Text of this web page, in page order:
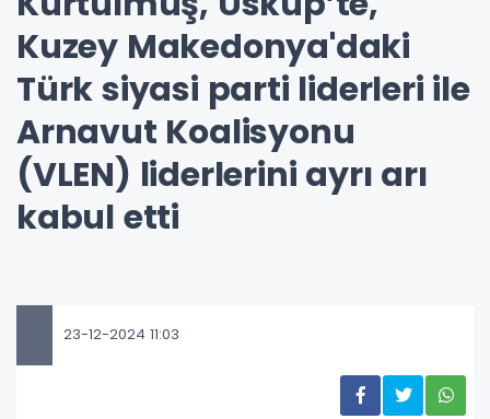
Kuzey Makedonya'daki
Türk siyasi parti liderleri ile
Arnavut Koalisyonu
(VLEN) liderlerini ayrı arı
kabul etti
23-12-2024 11:03